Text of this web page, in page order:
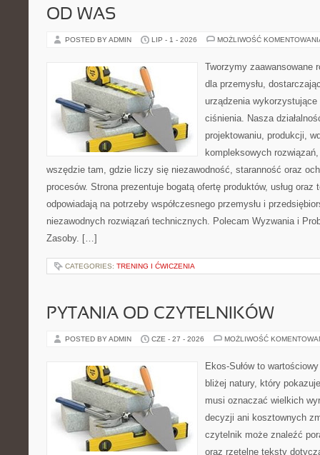
OD WAS
POSTED BY ADMIN LIP - 1 - 2026 MOŻLIWOŚĆ
Tworzymy zaawansowane
dla przemysłu,
urządzenia
ciśnienia. Nasza
projektowaniu, produkcji,
kompleksowych
wszędzie tam, gdzie liczy się niezawodność, staranność oraz
procesów. Strona prezentuje bogatą ofertę produktów, usług oraz
odpowiadają na potrzeby współczesnego przemysłu i
niezawodnych rozwiązań technicznych. Polecam Wyzwania i
Zasoby. […]
CATEGORIES: TRENING I ĆWICZENIA
PYTANIA OD CZYTELNIKÓW
POSTED BY ADMIN CZE - 27 - 2026 MOŻLIWOŚĆ
Ekos-Sułów to
bliżej natury, który
musi oznaczać wielkich
decyzji ani kosztownych
czytelnik może znaleźć
oraz rzetelne teksty